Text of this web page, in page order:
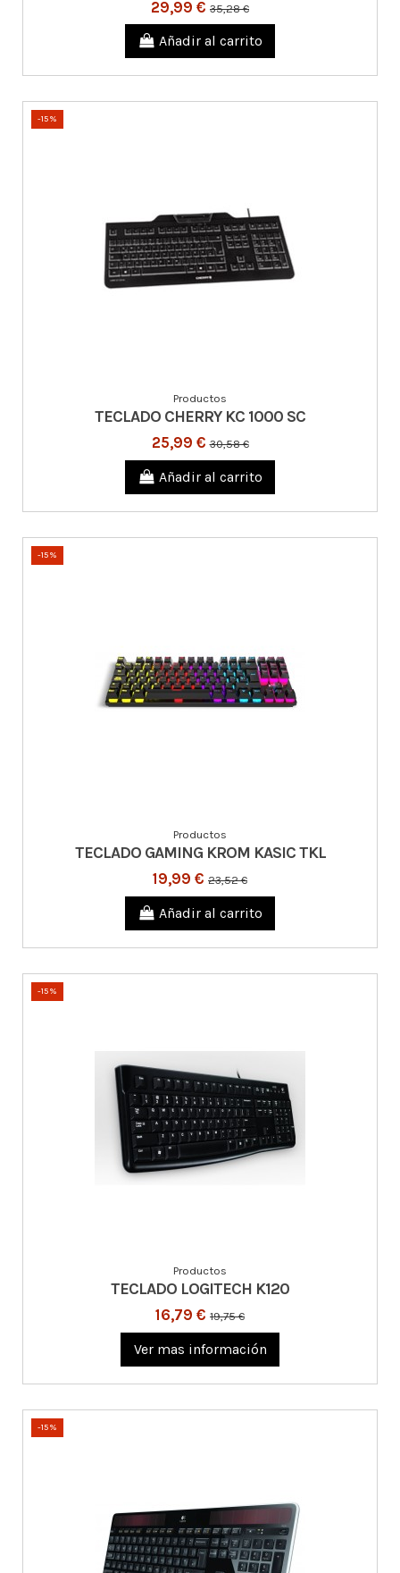
29,99 € 35,28 €
Añadir al carrito
-15%
Productos
TECLADO CHERRY KC 1000 SC
25,99 €30,58 €
Añadir al carrito
-15%
Productos
TECLADO GAMING KROM KASIC TKL
19,99 € 23,52 €
Añadir al carrito
-15%
Productos
TECLADO LOGITECH K120
16,79 € 19,75 €
Ver mas información
-15%